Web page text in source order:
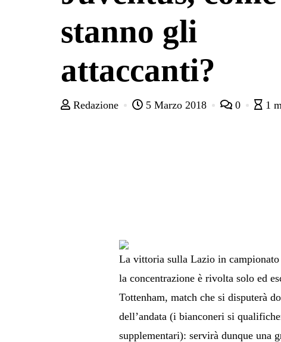
stanno gli
attaccanti?
Redazione 5 Marzo 2018 0 1
La vittoria sulla Lazio in campionato
la concentrazione è rivolta solo ed
Tottenham, match che si disputerà
dell’andata (i bianconeri si
supplementari): servirà dunque una